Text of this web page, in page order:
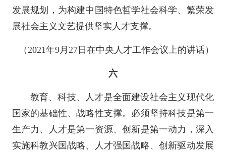
发展规划，为构建中国特色哲学社会科学、繁荣发
展社会主义文艺提供坚实人才支撑。
（2021年9月27日在中央人才工作会议上的讲话）
六
教育、科技、人才是全面建设社会主义现代化
国家的基础性、战略性支撑。必须坚持科技是第一
生产力、人才是第一资源、创新是第一动力，深入
实施科教兴国战略、人才强国战略、创新驱动发展